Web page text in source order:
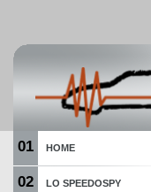
01 HOME
02 LO SPEEDOSPY